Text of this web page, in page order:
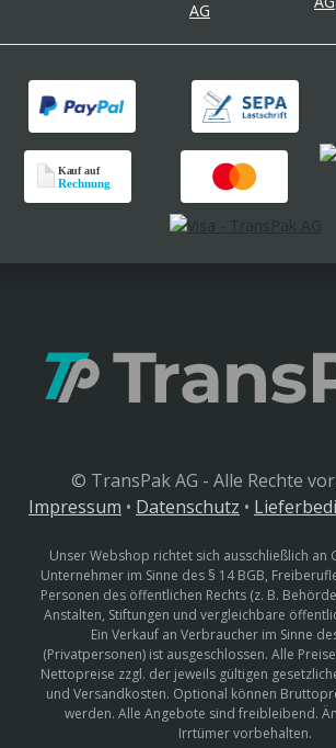
© TransPak AG - Alle Rechte
Impressum • Datenschutz •
Unser Webshop richtet sich ausschließlich an
Unternehmer im Sinne des § 14 BGB,
Personen des öffentlichen Rechts (z. B.
Anstalten, Stiftungen und vergleichbare
Ein Verkauf an Verbraucher im Sinne
(Privatpersonen) ist ausgeschlossen. Alle
Nettopreise zzgl. der jeweils gültigen
und Versandkosten. Optional können
werden. Alle Angebote sind freibleibend.
Irrtümer vorbehalten.